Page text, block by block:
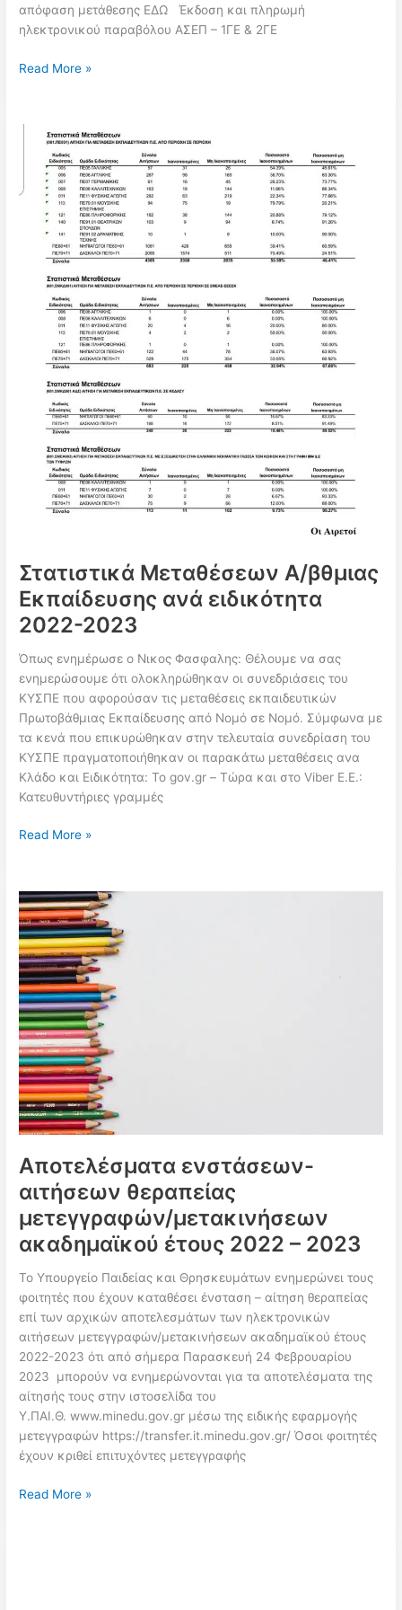
2023!!
απόφαση μετάθεσης ΕΔΩ Έκδοση και πληρωμή
ηλεκτρονικού παραβόλου ΑΣΕΠ – 1ΓΕ & 2ΓΕ
Έκδοση
μελών
ΕΕΠ-
σχολικού
έτους
2022-
Read More »
Στατιστικά Μεταθέσεων Α/βθμιας
Εκπαίδευσης ανά ειδικότητα
2022-2023
Όπως ενημέρωσε ο Νικος Φασφαλης: Θέλουμε να σας
ενημερώσουμε ότι ολοκληρώθηκαν οι συνεδριάσεις του
ΚΥΣΠΕ που αφορούσαν τις μεταθέσεις εκπαιδευτικών
Πρωτοβάθμιας Εκπαίδευσης από Νομό σε Νομό. Σύμφωνα με
τα κενά που επικυρώθηκαν στην τελευταία συνεδρίαση του
ΚΥΣΠΕ πραγματοποιήθηκαν οι παρακάτω μεταθέσεις ανα
Κλάδο και Ειδικότητα: Το gov.gr – Τώρα και στο Viber Ε.Ε.:
Κατευθυντήριες γραμμές
Στατιστικά
βθμιας
Εκπαίδευσης
ανά
ειδικότητα
2022-
2023
Read More »
Αποτελέσματα ενστάσεων-
αιτήσεων θεραπείας
μετεγγραφών/μετακινήσεων
ακαδημαϊκού έτους 2022 – 2023
Το Υπουργείο Παιδείας και Θρησκευμάτων ενημερώνει τους
φοιτητές που έχουν καταθέσει ένσταση – αίτηση θεραπείας
επί των αρχικών αποτελεσμάτων των ηλεκτρονικών
αιτήσεων μετεγγραφών/μετακινήσεων ακαδημαϊκού έτους
2022-2023 ότι από σήμερα Παρασκευή 24 Φεβρουαρίου
2023 μπορούν να ενημερώνονται για τα αποτελέσματα της
αίτησής τους στην ιστοσελίδα του
Υ.ΠΑΙ.Θ. www.minedu.gov.gr μέσω της ειδικής εφαρμογής
μετεγγραφών https://transfer.it.minedu.gov.gr/ Όσοι φοιτητές
έχουν κριθεί επιτυχόντες μετεγγραφής
Αποτελέσματα
Read More »